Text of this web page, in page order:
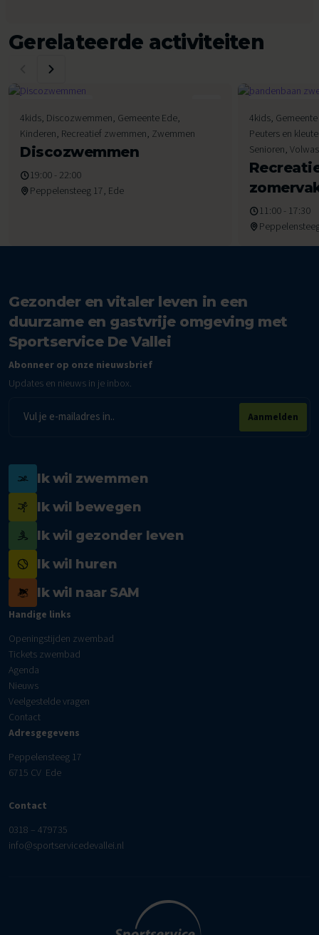
Gerelateerde activiteiten
7
Augustus 2026
4kids, Discozwemmen, Gemeente Ede,
Kinderen, Recreatief zwemmen, Zwemmen
Discozwemmen
19:00 - 22:00
Peppelensteeg 17, Ede
8
Augustus 2026
4kids,
Peuters en
Senioren,
11:00 - 17:30
Gezonder en vitaler leven in een
duurzame en gastvrije omgeving met
Sportservice De Vallei
Abonneer op onze nieuwsbrief
Updates en nieuws in je inbox.
E-
mailadres
Aanmelden
Ik wil zwemmen
Ik wil bewegen
Ik wil gezonder leven
Ik wil huren
Ik wil naar SAM
Handige links
Openingstijden zwembad
Tickets zwembad
Agenda
Nieuws
Veelgestelde vragen
Contact
Adresgegevens
Peppelensteeg 17
6715 CV Ede
Contact
0318 – 479735
info@sportservicedevallei.nl